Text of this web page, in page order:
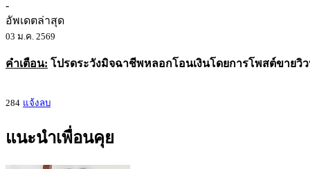
-
อัพเดตล่าสุด
03 ม.ค. 2569
คำเตือน: โปรดระวังมิจฉาชีพหลอกโอนเงินโดยการโพสต์ขาย
284 แจ้งลบ
แนะนำเพื่อนคุย